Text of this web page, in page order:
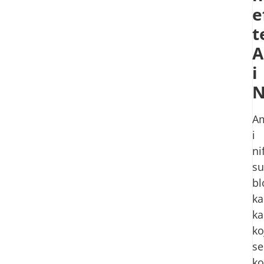
i
i
su
se